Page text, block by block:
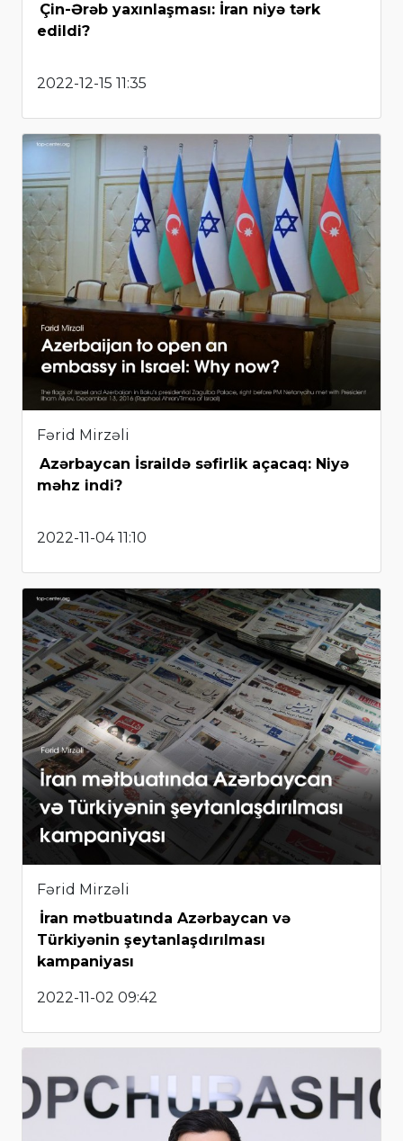
Çin-Ərəb yaxınlaşması: İran niyə tərk
edildi?
2022-12-15 11:35
Fərid Mirzəli
Azərbaycan İsraildə səfirlik açacaq: Niyə
məhz indi?
2022-11-04 11:10
Fərid Mirzəli
İran mətbuatında Azərbaycan və
Türkiyənin şeytanlaşdırılması
kampaniyası
2022-11-02 09:42